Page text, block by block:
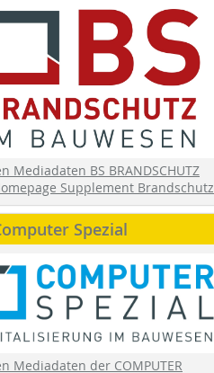
Mediadaten BS BRANDSCHUTZ
Supplement Brandschutz
Spezial
Mediadaten der COMPUTER